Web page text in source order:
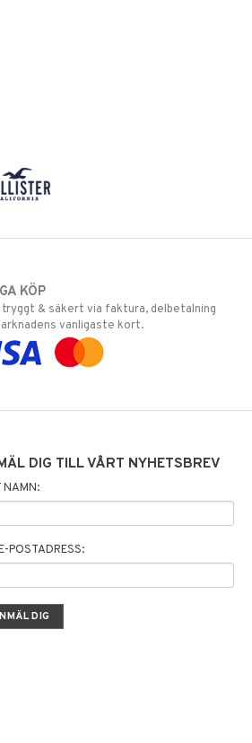
KÖP
tryggt & säkert via faktura, delbetalning
vanligaste kort.
DIG TILL VÅRT NYHETSBREV
NAMN:
POSTADRESS: